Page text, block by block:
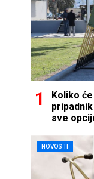
Koliko
sve
NOVOSTI